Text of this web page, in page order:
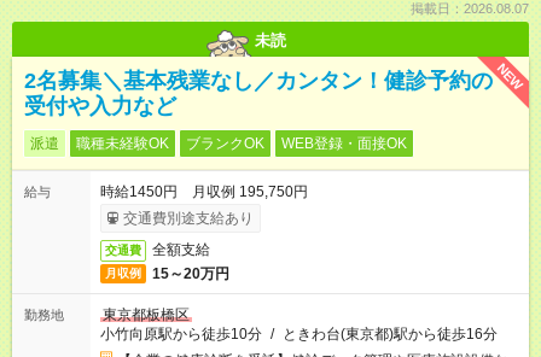
掲載日：2026.08.07
未読
NEW
2名募集＼基本残業なし／カンタン！健診予約の
受付や入力など
派遣 職種未経験OK ブランクOK WEB登録・面接OK
給与
時給1450円 月収例 195,750円
交通費別途支給あり
交通費 全額支給
月収例 15～20万円
勤務地
東京都板橋区
小竹向原駅から徒歩10分 / ときわ台(東京都)駅から徒歩16分